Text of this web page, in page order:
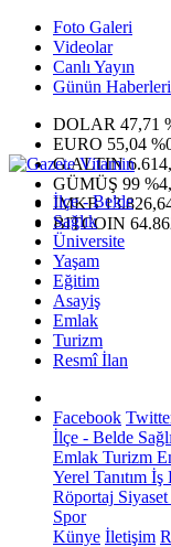
Foto Galeri
Videolar
Canlı Yayın
Günün Haberleri
DOLAR 47,71
EURO 55,04
G.ALTIN
GÜMÜŞ 99
IMKB
BITCOIN
İlçe - Belde
Sağlık
Üniversite
Yaşam
Eğitim
Asayiş
Emlak
Turizm
Resmî İlan
Facebook
İlçe - Belde
Emlak Turizm
Yerel Tanıtım İş
Röportaj Siyaset
Spor
Künye İletişim